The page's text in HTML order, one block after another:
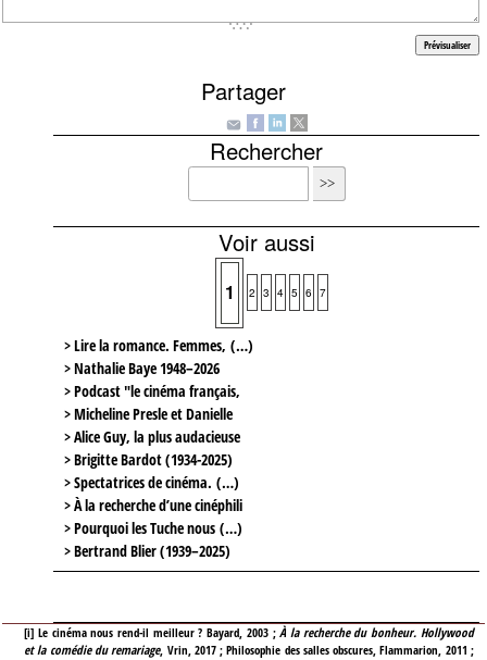
Partager
Rechercher
Voir aussi
1 2 3 4 5 6 7
> Lire la romance. Femmes, (…)
> Nathalie Baye 1948–2026
> Podcast "le cinéma français,
> Micheline Presle et Danielle
> Alice Guy, la plus audacieuse
> Brigitte Bardot (1934-2025)
> Spectatrices de cinéma. (…)
> À la recherche d’une cinéphili
> Pourquoi les Tuche nous (…)
> Bertrand Blier (1939–2025)
[i] Le cinéma nous rend-il meilleur ? Bayard, 2003 ;À la recherche du bonheur. Hollywood
et la comédie du remariage, Vrin, 2017 ; Philosophie des salles obscures, Flammarion, 2011 ;